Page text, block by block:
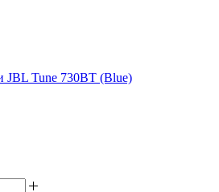
JBL Tune 730BT (Blue)